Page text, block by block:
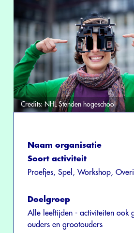
Credits: NHL Stenden hogeschool
Naam organisatie
Soort activiteit
Proefjes, Spel, Workshop,
Doelgroep
Alle leeftijden - activiteiten ook
ouders en grootouders